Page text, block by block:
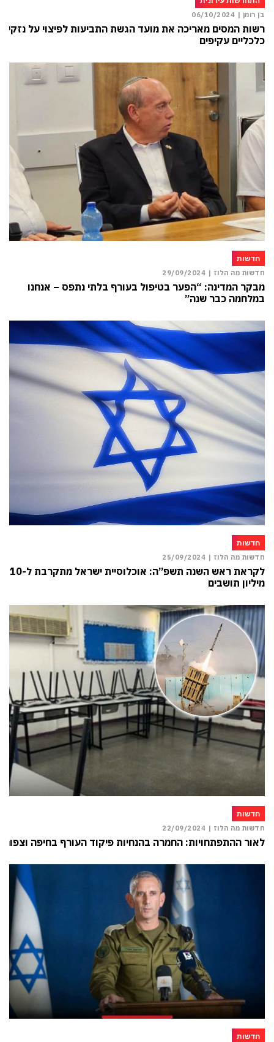
בן רומן | 06/10/2024
רשות המסים מאריכה את מועד הגשת התביעות לפיצוי על נזקים
כלכליים עקיפים
חדשות
חדשות מה הלוז | 29/09/2024
מבקר המדינה: “הפער בטיפול בעורף בלתי נתפס – אנחנו
במלחמה כבר שנה”
חדשות
חדשות מה הלוז | 25/09/2024
לקראת ראש השנה תשפ”ה: אוכלוסיית ישראל מתקרבת ל-10
מיליון תושבים
חדשות
חדשות מה הלוז | 22/09/2024
לאור ההתפתחויות: החמרה בהנחיות פיקוד העורף בחיפה וצפונה
חדשות